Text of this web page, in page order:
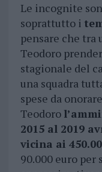
Le incognite
soprattutto i
pensare che
Teodoro
stagionale del
una squadra
spese da
Teodoro
2015 al 2019
vicina ai
90.000 euro per